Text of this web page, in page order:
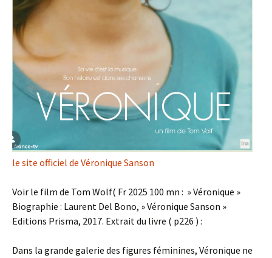
le site officiel de Véronique Sanson
Voir le film de Tom Wolf( Fr 2025 100 mn : » Véronique »
Biographie : Laurent Del Bono, » Véronique Sanson »
Editions Prisma, 2017. Extrait du livre ( p226 ) :
Dans la grande galerie des figures féminines, Véronique ne